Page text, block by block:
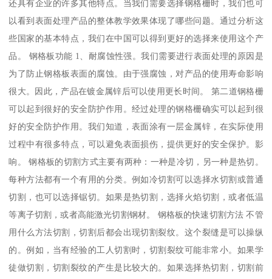
还具有企业的许多其他特点。当我们需要选择钢格栅时，我们也可
以看到表面处理产品的整体教学效果体现了哪些问题。通过分析这
些国家的基本特点，我们在中国可以得到更好的选择来使用这个产
品。 钢格板功能 1、耐腐蚀性强。我们需要进行表面处理的原因是
为了防止钢格板表面的腐蚀。由于强腐蚀，对产品的使用寿命影响
很大。因此，产品在镀金属锌后可以使用更长时间。 第二道钢格栅
可以起到很好的安全防护作用。经过处理的钢格栅确实可以起到很
好的安全防护作用。我们知道，表面涂有一层金属锌，在实际使用
过程中有很多特点，可以避免表面损伤，提供更好的安全保护。影
响。 钢格板的切割方式主要有两种：一种是冷切，另一种是热切。
每种方法都有一个有用的分类。例如冷切割可以选择水切割或普通
切割，也可以选择锯切。如果是热切割，选择火焰切割，或者低温
等离子切割，或者高能激光切割钢材。 钢格板的快速切割方法 不管
用什么方法切割，切割后都会出现切割裂纹。这个裂缝是可以操纵
的。例如，当有经验的工人切割时，切割裂纹可能非常小。如果学
徒做切割，切割裂纹的产生是比较大的。如果选择热切割，切割前